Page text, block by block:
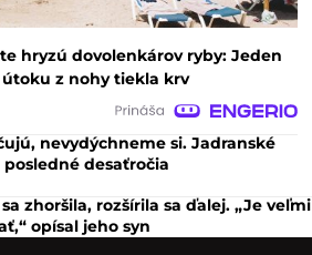
hryzú dovolenkárov ryby: Jeden
z nohy tiekla krv
nevydýchneme si. Jadranské
desaťročia
zhoršila, rozšírila sa ďalej. „Je veľmi
opísal jeho syn